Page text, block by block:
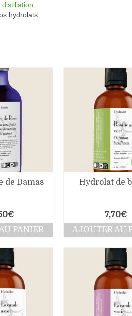
distillation
hydrolats.
de Damas
€
PANIER
Hydrolat de
7,70€
AJOUTER AU